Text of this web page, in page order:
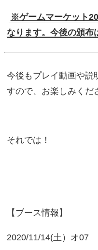
※ゲームマーケット
なります。今後の頒布
今後もプレイ動画や説
すので、お楽しみくだ
それでは！
【ブース情報】
2020/11/14(土）オ07